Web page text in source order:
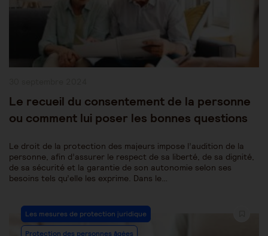
Le recueil du consentement de la personne
ou comment lui poser les bonnes questions
Le droit de la protection des majeurs impose l’audition de la
personne, afin d’assurer le respect de sa liberté, de sa dignité,
de sa sécurité et la garantie de son autonomie selon ses
besoins tels qu’elle les exprime. Dans le…
Post
Category:
Les mesures de protection juridique
Protection des personnes âgées